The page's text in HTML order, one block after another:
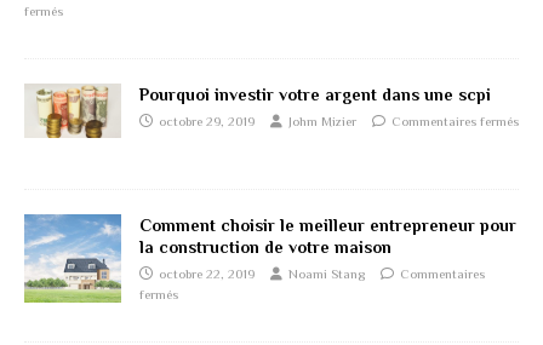
fermés
Pourquoi investir votre argent dans une scpi
octobre 29, 2019 Johm Mizier Commentaires fermés
Comment choisir le meilleur entrepreneur pour
la construction de votre maison
octobre 22, 2019 Noami Stang
Commentaires
fermés